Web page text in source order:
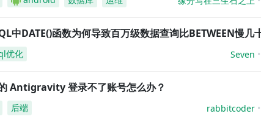
中DATE()函数为何导致百万级数据查询比BETWEEN慢几
优化 Seven
Antigravity 登录不了账号怎么办？
后端 rabbitcoder